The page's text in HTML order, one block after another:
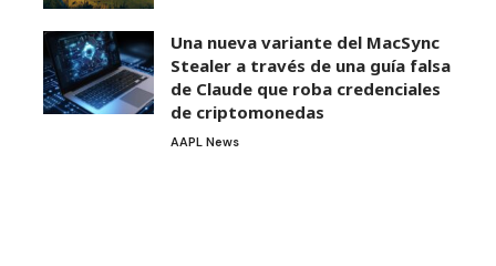
Una nueva variante del MacSync
Stealer a través de una guía falsa
de Claude que roba credenciales
de criptomonedas
AAPL News